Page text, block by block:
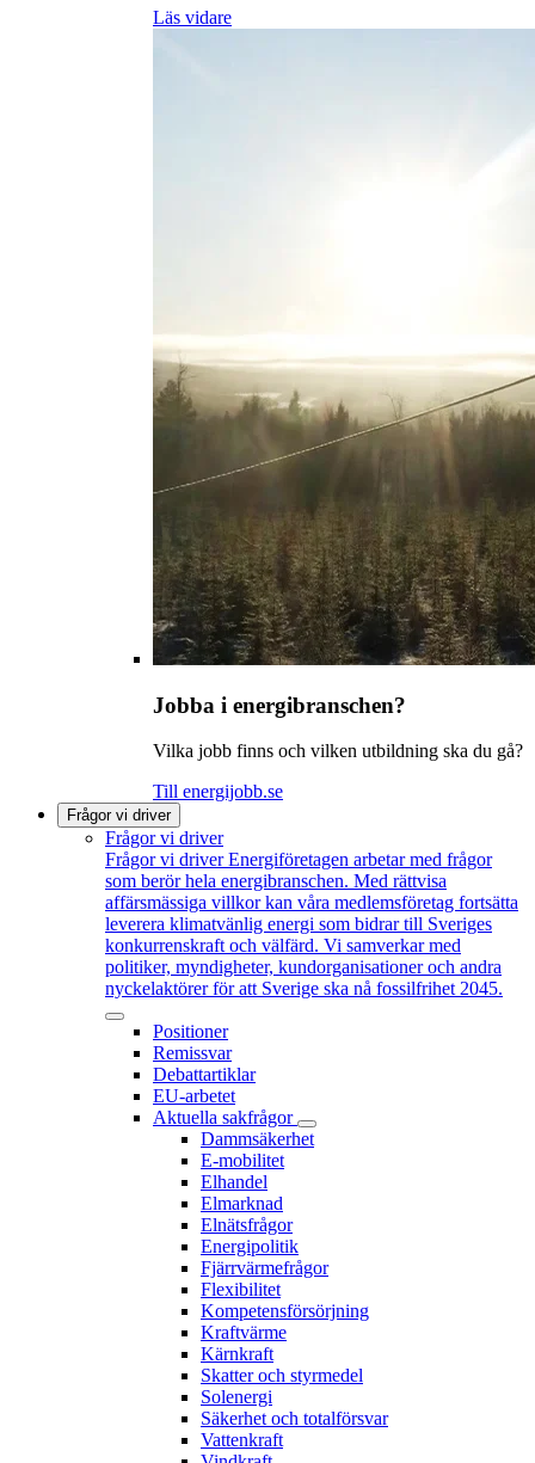
Läs vidare
Jobba i energibranschen?
Vilka jobb finns och vilken utbildning ska du gå?
Till energijobb.se
Frågor vi driver
Frågor vi driver
Frågor vi driver Energiföretagen arbetar med frågor
som berör hela energibranschen. Med rättvisa
affärsmässiga villkor kan våra medlemsföretag fortsätta
leverera klimatvänlig energi som bidrar till Sveriges
konkurrenskraft och välfärd. Vi samverkar med
politiker, myndigheter, kundorganisationer och andra
nyckelaktörer för att Sverige ska nå fossilfrihet 2045.
Positioner
Remissvar
Debattartiklar
EU-arbetet
Aktuella sakfrågor
Dammsäkerhet
E-mobilitet
Elhandel
Elmarknad
Elnätsfrågor
Energipolitik
Fjärrvärmefrågor
Flexibilitet
Kompetensförsörjning
Kraftvärme
Kärnkraft
Skatter och styrmedel
Solenergi
Säkerhet och totalförsvar
Vattenkraft